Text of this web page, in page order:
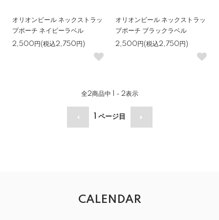
オリオンビール ネックストラッ
プポーチ ネイビーラベル
2,500円(税込2,750円)
オリオンビール ネックストラッ
プポーチ ブラックラベル
2,500円(税込2,750円)
全2商品中 1 - 2表示
ページ目
CALENDAR